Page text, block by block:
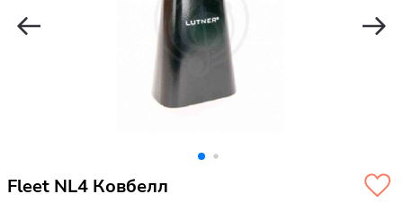
Fleet NL4 Ковбелл